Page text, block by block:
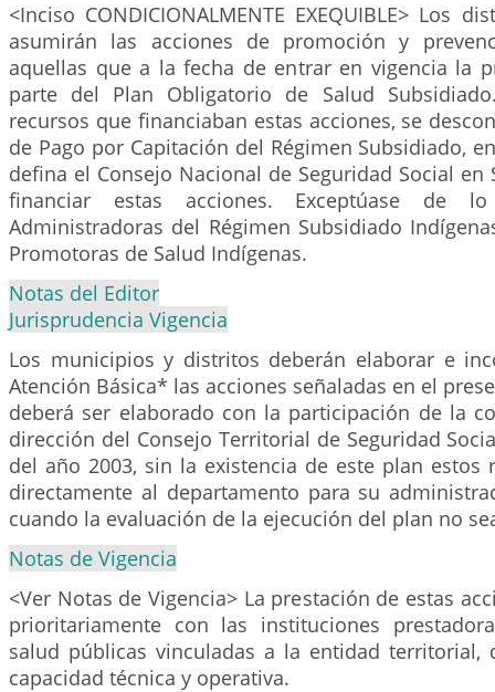
<Inciso CONDICIONALMENTE EXEQUIBLE> Los
asumirán las acciones de promoción y
aquellas que a la fecha de entrar en vigencia la
parte del Plan Obligatorio de Salud
recursos que financiaban estas acciones, se
de Pago por Capitación del Régimen Subsidiado,
defina el Consejo Nacional de Seguridad Social en
financiar estas acciones. Exceptúase de
Administradoras del Régimen Subsidiado
Promotoras de Salud Indígenas.
Notas del Editor
Jurisprudencia Vigencia
Los municipios y distritos deberán elaborar e
Atención Básica* las acciones señaladas en el
deberá ser elaborado con la participación de la
dirección del Consejo Territorial de Seguridad
del año 2003, sin la existencia de este plan estos
directamente al departamento para su
cuando la evaluación de la ejecución del plan no
Notas de Vigencia
<Ver Notas de Vigencia> La prestación de estas
prioritariamente con las instituciones
salud públicas vinculadas a la entidad territorial,
capacidad técnica y operativa.